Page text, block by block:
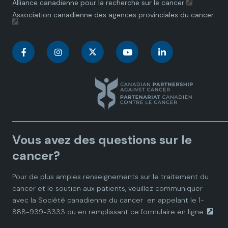
Alliance canadienne pour la recherche sur le cancer
Association canadienne des agences provinciales du cancer
C
a
d
a
n
C
a
d
a
n
n
a
d
a
n
C
n
a
d
a
n
C
n
a
d
a
n
Vous avez des questions sur le
cancer?
Pour de plus amples renseignements sur le traitement du
cancer et le soutien aux patients, veuillez communiquer
avec la Société canadienne du cancer en appelant le 1-
888-939-3333 ou en remplissant ce formulaire en ligne.